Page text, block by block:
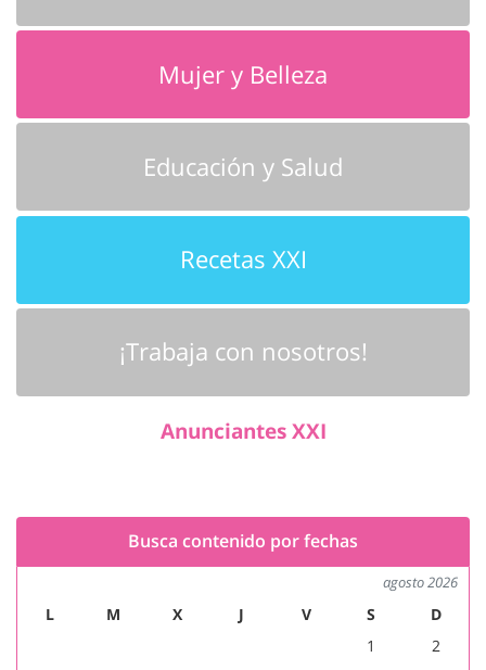
Mujer y Belleza
Educación y Salud
Recetas XXI
¡Trabaja con nosotros!
Anunciantes XXI
Busca contenido por fechas
agosto 2026
L M X J V S
D
1
2